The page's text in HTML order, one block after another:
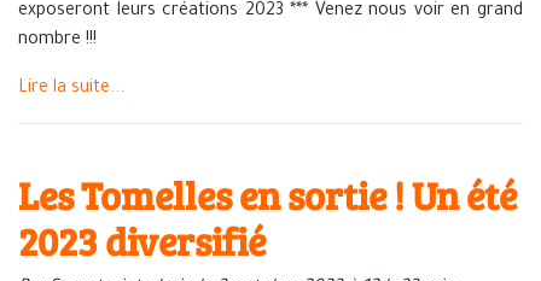
exposeront leurs créations 2023 *** Venez nous voir en grand
nombre !!!
Lire la suite...
Les Tomelles en sortie ! Un été
2023 diversifié